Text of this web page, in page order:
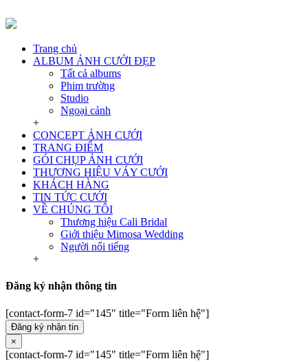
Trang chủ
ALBUM ẢNH CƯỚI ĐẸP
Tất cả albums
Phim trường
Studio
Ngoại cảnh
+
CONCEPT ẢNH CƯỚI
TRANG ĐIỂM
GÓI CHỤP ẢNH CƯỚI
THƯƠNG HIỆU VÁY CƯỚI
KHÁCH HÀNG
TIN TỨC CƯỚI
VỀ CHÚNG TÔI
Thương hiệu Cali Bridal
Giới thiệu Mimosa Wedding
Người nổi tiếng
+
Đăng ký nhận thông tin
[contact-form-7 id="145" title="Form liên hệ"]
Đăng ký nhận tin
×
[contact-form-7 id="145" title="Form liên hệ"]